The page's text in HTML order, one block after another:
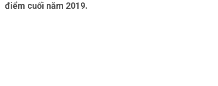
điểm cuối năm 2019.